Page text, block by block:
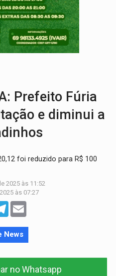
na fábrica da Coca-Cola é
cassados pelo AI-5 se tornam pesquisadores
é preso por abusar de fiéis sob pretexto de
Prefeito Fúria
e diminui a
foi reduzido para R$ 100
2025 às 11:52
às 07:27
Telegram
News
no Whatsapp